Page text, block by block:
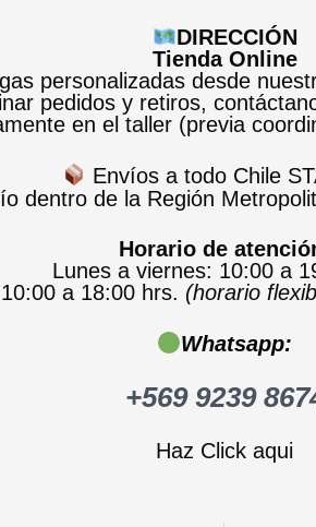
DIRECCIÓN
Tienda Online
personalizadas desde
pedidos y retiros,
en el taller (previa
Envíos a todo Chile
dentro de la Región
Horario de
Lunes a viernes: 10:00 a
a 18:00 hrs. (horario
Whatsapp:
+569 9239
Haz Click aqui